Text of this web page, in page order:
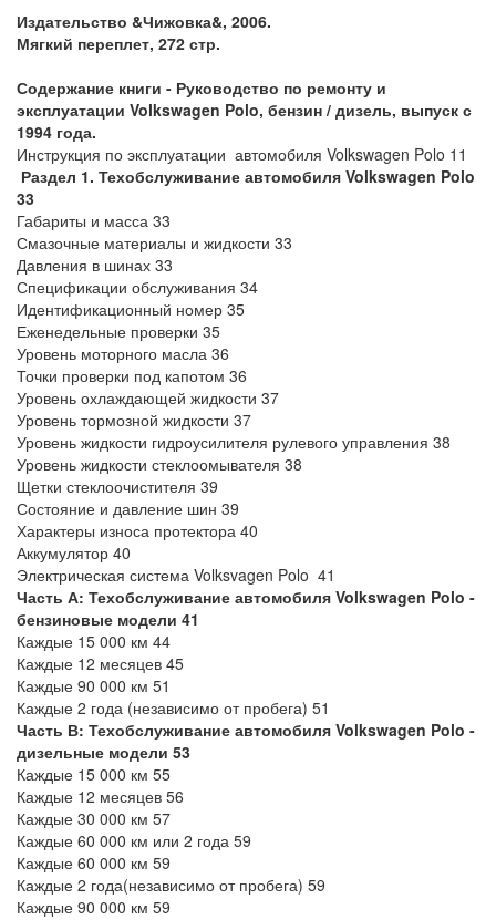
Издательство &Чижовка&, 2006.
Мягкий переплет, 272 стр.
Содержание книги - Руководство по ремонту и
эксплуатации Volkswagen Polo, бензин / дизель, выпуск с
1994 года.
Инструкция по эксплуатации автомобиля Volkswagen Polo 11
Раздел 1. Техобслуживание автомобиля Volkswagen Polo
33
Габариты и масса 33
Смазочные материалы и жидкости 33
Давления в шинах 33
Спецификации обслуживания 34
Идентификационный номер 35
Еженедельные проверки 35
Уровень моторного масла 36
Точки проверки под капотом 36
Уровень охлаждающей жидкости 37
Уровень тормозной жидкости 37
Уровень жидкости гидроусилителя рулевого управления 38
Уровень жидкости стеклоомывателя 38
Щетки стеклоочистителя 39
Состояние и давление шин 39
Характеры износа протектора 40
Аккумулятор 40
Электрическая система Volksvagen Polo 41
Часть А: Техобслуживание автомобиля Volkswagen Polo -
бензиновые модели 41
Каждые 15 000 км 44
Каждые 12 месяцев 45
Каждые 90 000 км 51
Каждые 2 года (независимо от пробега) 51
Часть В: Техобслуживание автомобиля Volkswagen Polo -
дизельные модели 53
Каждые 15 000 км 55
Каждые 12 месяцев 56
Каждые 30 000 км 57
Каждые 60 000 км или 2 года 59
Каждые 60 000 км 59
Каждые 2 года(независимо от пробега) 59
Каждые 90 000 км 59